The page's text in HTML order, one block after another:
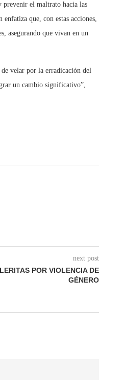
prevenir el maltrato hacia las
que, con estas acciones,
asegurando que vivan en un
de velar por la erradicación del
un cambio significativo”,
next post
POR VIOLENCIA DE
GÉNERO